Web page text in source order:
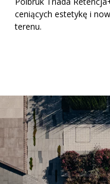
ceniących estetykę i
terenu.